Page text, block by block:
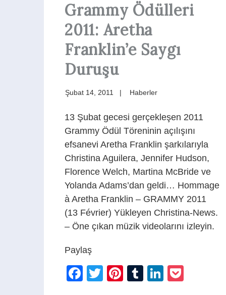
Grammy Ödülleri
2011: Aretha
Franklin’e Saygı
Duruşu
Şubat 14, 2011 Haberler
13 Şubat gecesi gerçekleşen 2011
Grammy Ödül Töreninin açılışını
efsanevi Aretha Franklin şarkılarıyla
Christina Aguilera, Jennifer Hudson,
Florence Welch, Martina McBride ve
Yolanda Adams’dan geldi… Hommage
à Aretha Franklin – GRAMMY 2011
(13 Février) Yükleyen Christina-News.
– Öne çıkan müzik videolarını izleyin.
Paylaş
Facebook
TwitterPinterest
TumblrLinkedIn